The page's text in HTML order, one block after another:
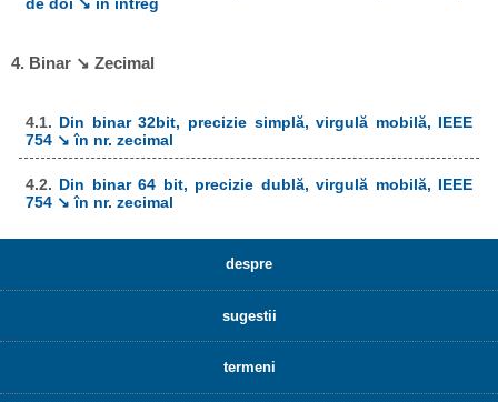
4. Binar ↘ Zecimal
4.1. Din binar 32bit, precizie simplă, virgulă mobilă, IEEE
754 ↘ în nr. zecimal
4.2. Din binar 64 bit, precizie dublă, virgulă mobilă, IEEE
754 ↘ în nr. zecimal
despre
sugestii
termeni